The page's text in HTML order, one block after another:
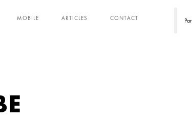
MOBILE ARTICLES CONTACT